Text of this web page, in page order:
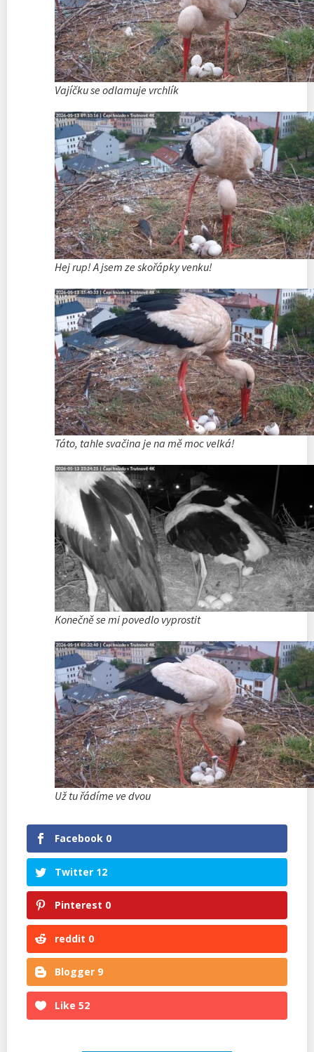
Vajíčku se odlamuje vrchlík
Hej rup! A jsem ze skořápky venku!
Táto, tahle svačina je na mě moc velká!
Konečně se mi povedlo vyprostit
Už tu řádíme ve dvou
Facebook 0
Twitter 12
Pinterest 0
reddit 0
Blogger 9
Like 52